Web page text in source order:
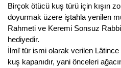
Birçok ötücü kuş türü için kışın
doyurmak üzere iştahla yenilen
Rahmeti ve Keremi Sonsuz
hediyedir.
İlmî tür ismi olarak verilen
kuş kapanıdır, yani önceleri
Keçiboynuzu Fidanı
Kestane Fidanı
Kiraz Fidanı